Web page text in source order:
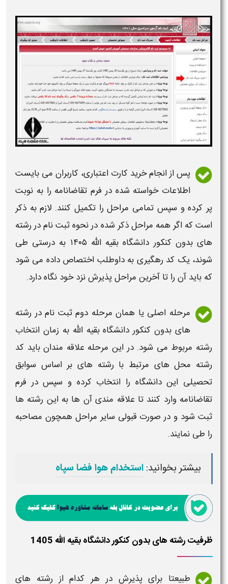
پس از انجام خرید کارت اعتباری، کاربران می بایست
اطلاعات خواسته شده در فرم تقاضانامه را به نوبت
پر کرده و سپس تمامی مراحل را تکمیل کنند. لازم به ذکر
است که اگر همه مراحل ذکر شده در نحوه ثبت نام دررشته
های بدون کنکور دانشگاه بقیه الله ۱۴۰۵
به درستی طی
شوند، یک کد رهگیری به داوطلب اختصاص داده می شود
که باید آن را تا آخرین مراحل پذیرش نزد خود نگاه دارد.
مرحله اصلی یا همان مرحله دوم ثبت نام در رشته
های بدون کنکور دانشگاه بقیه الله به زمان انتخاب
رشته مربوط می شود. در این مرحله علاقه مندان باید کد
رشته محل های مرتبط با رشته های بر اساس سوابق
تحصیلی ایندانشگاه را انتخاب کرده و سپس در فرم
تقاضانامه وارد کنند تا علاقه مندی آن ها به این رشته ها
ثبت شود و در صورت قبولی سایر مراحل همچون مصاحبه
را طی نمایند.
بیشتر بخوانید:استخدام هوا فضا سپاه
ظرفیت رشته های بدون کنکور دانشگاه بقیه الله 1405
طبیعتا برای پذیرش در هر کدام از رشته های